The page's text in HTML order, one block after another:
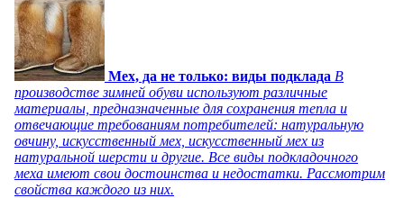
Мех, да не только: виды подклада В
производстве зимней обуви используют различные
материалы, предназначенные для сохранения тепла и
отвечающие требованиям потребителей: натуральную
овчину, искусственный мех, искусственный мех из
натуральной шерсти и другие. Все виды подкладочного
меха имеют свои достоинства и недостатки. Рассмотрим
свойства каждого из них.